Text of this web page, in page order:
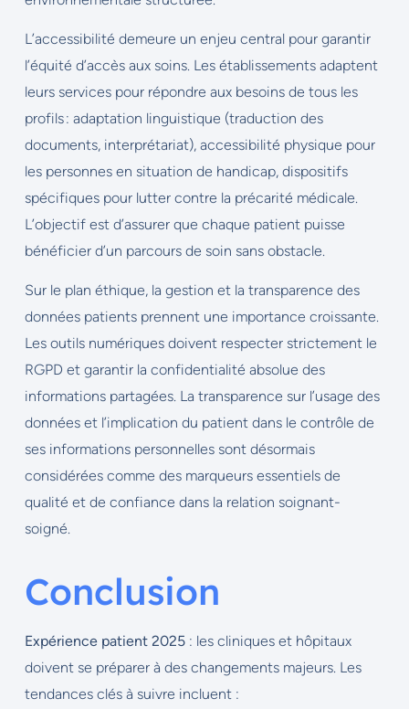
L’accessibilité demeure un enjeu central pour garantir
l’équité d’accès aux soins. Les établissements adaptent
leurs services pour répondre aux besoins de tous les
profils : adaptation linguistique (traduction des
documents, interprétariat), accessibilité physique pour
les personnes en situation de handicap, dispositifs
spécifiques pour lutter contre la précarité médicale.
L’objectif est d’assurer que chaque patient puisse
bénéficier d’un parcours de soin sans obstacle.
Sur le plan éthique, la gestion et la transparence des
données patients prennent une importance croissante.
Les outils numériques doivent respecter strictement le
RGPD et garantir la confidentialité absolue des
informations partagées. La transparence sur l’usage des
données et l’implication du patient dans le contrôle de
ses informations personnelles sont désormais
considérées comme des marqueurs essentiels de
qualité et de confiance dans la relation soignant-
soigné.
Conclusion
Expérience patient 2025: les cliniques et hôpitaux
doivent se préparer à des changements majeurs. Les
tendances clés à suivre incluent :